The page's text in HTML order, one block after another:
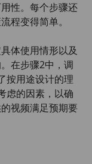
性。每个步骤还
程变得简单。
体使用情形以及
在步骤2中，调
按用途设计的理
虑的因素，以确
视频满足预期要